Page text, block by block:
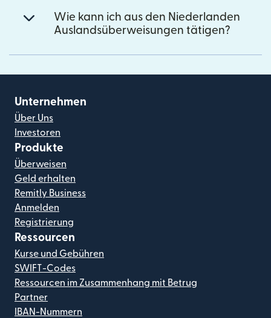
Wie kann ich aus den Niederlanden
Auslandsüberweisungen tätigen?
Unternehmen
Über Uns
Investoren
Produkte
Überweisen
Geld erhalten
Remitly Business
Anmelden
Registrierung
Ressourcen
Kurse und Gebühren
SWIFT-Codes
Ressourcen im Zusammenhang mit Betrug
Partner
IBAN-Nummern